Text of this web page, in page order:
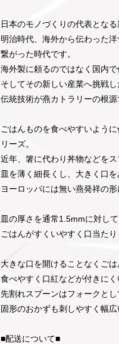
日本のモノづくりの代表となる
明治時代、海外から伝わった
繋がった時代です。
海外製に頼るのではなく国内で
そしてその新しい産業へ挑戦
伝統技術が燕カトラリーの根源
ごはんものを食べやすいよう
リーズ。
近年、箸に代わり丼物などを
皿を薄く細長くし、大きく口
ヨーロッパには無い燕発祥の形
皿の厚さを通常1.5mmに対し
ごはんがすくいやすく口当たり
大きな口を開けることなくご
食べやすく口紅などが付きにく
先割れスプーンはフォークとし
固形のおかずも刺しやすく幅広
■配送について■